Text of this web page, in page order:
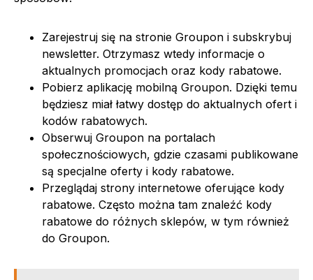
Zarejestruj się na stronie Groupon i subskrybuj
newsletter. Otrzymasz wtedy informacje o
aktualnych promocjach oraz kody rabatowe.
Pobierz aplikację mobilną Groupon. Dzięki temu
będziesz miał łatwy dostęp do aktualnych ofert i
kodów rabatowych.
Obserwuj Groupon na portalach
społecznościowych, gdzie czasami publikowane
są specjalne oferty i kody rabatowe.
Przeglądaj strony internetowe oferujące kody
rabatowe. Często można tam znaleźć kody
rabatowe do różnych sklepów, w tym również
do Groupon.